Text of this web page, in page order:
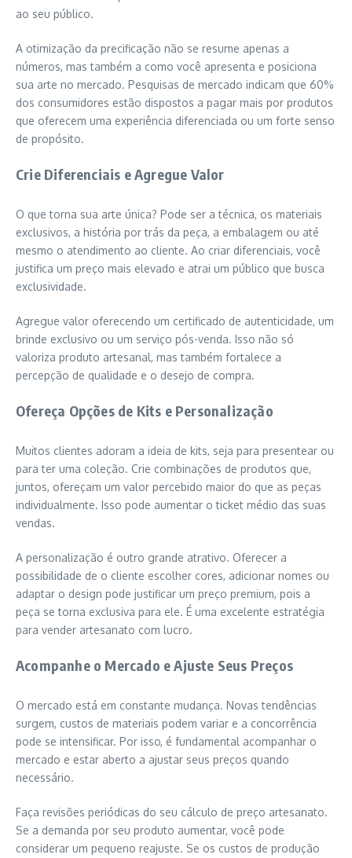
ao seu público.
A otimização da precificação não se resume apenas a
números, mas também a como você apresenta e posiciona
sua arte no mercado. Pesquisas de mercado indicam que 60%
dos consumidores estão dispostos a pagar mais por produtos
que oferecem uma experiência diferenciada ou um forte senso
de propósito.
Crie Diferenciais e Agregue Valor
O que torna sua arte única? Pode ser a técnica, os materiais
exclusivos, a história por trás da peça, a embalagem ou até
mesmo o atendimento ao cliente. Ao criar diferenciais, você
justifica um preço mais elevado e atrai um público que busca
exclusividade.
Agregue valor oferecendo um certificado de autenticidade, um
brinde exclusivo ou um serviço pós-venda. Isso não só
valoriza produto artesanal, mas também fortalece a
percepção de qualidade e o desejo de compra.
Ofereça Opções de Kits e Personalização
Muitos clientes adoram a ideia de kits, seja para presentear ou
para ter uma coleção. Crie combinações de produtos que,
juntos, ofereçam um valor percebido maior do que as peças
individualmente. Isso pode aumentar o ticket médio das suas
vendas.
A personalização é outro grande atrativo. Oferecer a
possibilidade de o cliente escolher cores, adicionar nomes ou
adaptar o design pode justificar um preço premium, pois a
peça se torna exclusiva para ele. É uma excelente estratégia
para vender artesanato com lucro.
Acompanhe o Mercado e Ajuste Seus Preços
O mercado está em constante mudança. Novas tendências
surgem, custos de materiais podem variar e a concorrência
pode se intensificar. Por isso, é fundamental acompanhar o
mercado e estar aberto a ajustar seus preços quando
necessário.
Faça revisões periódicas do seu cálculo de preço artesanato.
Se a demanda por seu produto aumentar, você pode
considerar um pequeno reajuste. Se os custos de produção